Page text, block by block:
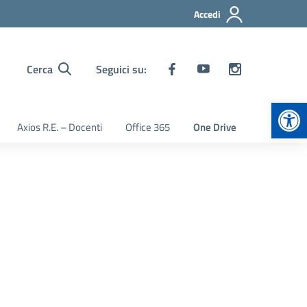
Accedi
Cerca Seguici su:
Axios R.E. – Docenti Office 365 One Drive